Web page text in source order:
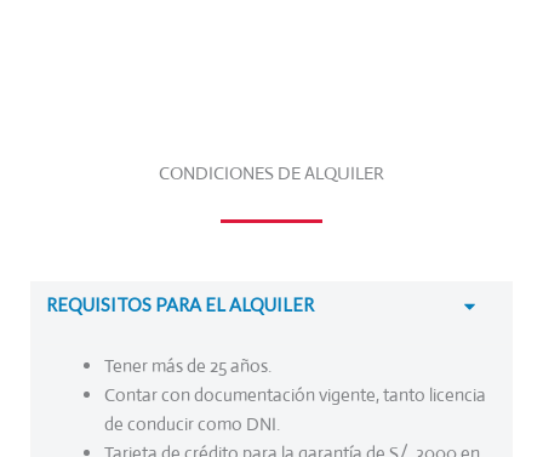
CONDICIONES DE ALQUILER
REQUISITOS PARA EL ALQUILER
Tener más de 25 años.
Contar con documentación vigente, tanto licencia
de conducir como DNI.